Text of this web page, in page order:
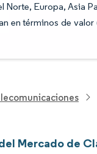
Europa, Asia
en términos de valor
Mercado de